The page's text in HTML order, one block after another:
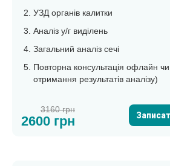
УЗД органів калитки
Аналіз у/г виділень
Загальний аналіз сечі
Повторна консультація офлайн
отримання результатів аналізу)
3160 грн
2600 грн